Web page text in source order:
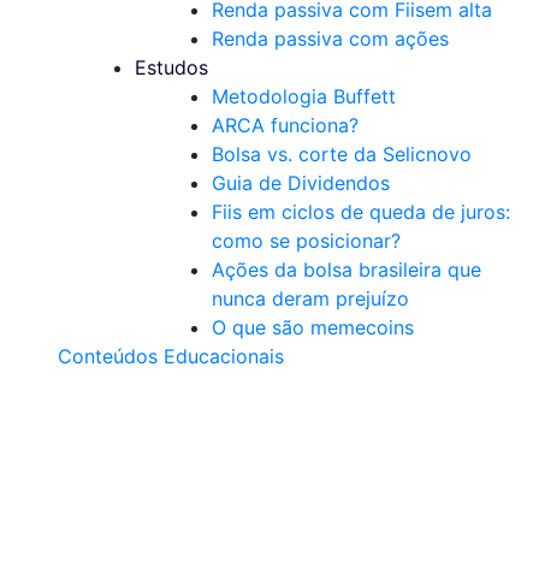
Renda passiva com Fiisem alta
Renda passiva com ações
Estudos
Metodologia Buffett
ARCA funciona?
Bolsa vs. corte da Selicnovo
Guia de Dividendos
Fiis em ciclos de queda de juros:
como se posicionar?
Ações da bolsa brasileira que
nunca deram prejuízo
O que são memecoins
Conteúdos Educacionais